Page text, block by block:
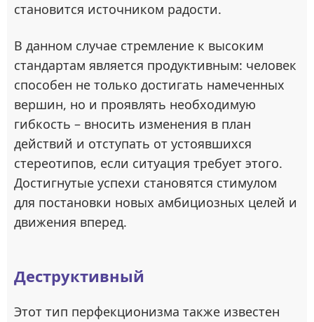
становится источником радости.
В данном случае стремление к высоким
стандартам является продуктивным: человек
способен не только достигать намеченных
вершин, но и проявлять необходимую
гибкость – вносить изменения в план
действий и отступать от устоявшихся
стереотипов, если ситуация требует этого.
Достигнутые успехи становятся стимулом
для постановки новых амбициозных целей и
движения вперед.
Деструктивный
Этот тип перфекционизма также известен